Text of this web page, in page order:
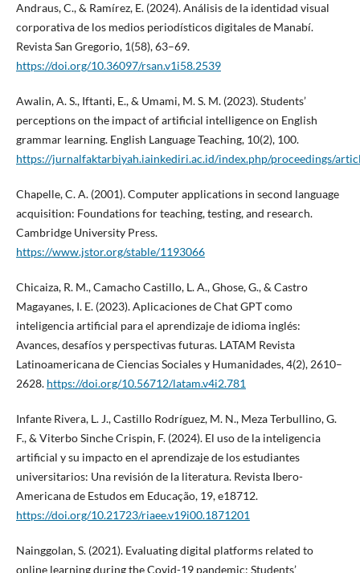
Andraus, C., & Ramírez, E. (2024). Análisis de la identidad visual
corporativa de los medios periodísticos digitales de Manabí.
Revista San Gregorio, 1(58), 63–69.
https://doi.org/10.36097/rsan.v1i58.2539
Awalin, A. S., Iftanti, E., & Umami, M. S. M. (2023). Students’
perceptions on the impact of artificial intelligence on English
grammar learning. English Language Teaching, 10(2), 100.
https://jurnalfaktarbiyah.iainkediri.ac.id/index.php/proceedings/
Chapelle, C. A. (2001). Computer applications in second language
acquisition: Foundations for teaching, testing, and research.
Cambridge University Press.
https://www.jstor.org/stable/1193066
Chicaiza, R. M., Camacho Castillo, L. A., Ghose, G., & Castro
Magayanes, I. E. (2023). Aplicaciones de Chat GPT como
inteligencia artificial para el aprendizaje de idioma inglés:
Avances, desafíos y perspectivas futuras. LATAM Revista
Latinoamericana de Ciencias Sociales y Humanidades, 4(2), 2610–
2628. https://doi.org/10.56712/latam.v4i2.781
Infante Rivera, L. J., Castillo Rodríguez, M. N., Meza Terbullino, G.
F., & Viterbo Sinche Crispin, F. (2024). El uso de la inteligencia
artificial y su impacto en el aprendizaje de los estudiantes
universitarios: Una revisión de la literatura. Revista Ibero-
Americana de Estudos em Educação, 19, e18712.
https://doi.org/10.21723/riaee.v19i00.1871201
Nainggolan, S. (2021). Evaluating digital platforms related to
online learning during the Covid-19 pandemic: Students’